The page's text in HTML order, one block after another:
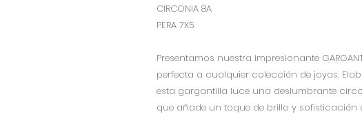
CIRCONIA 8A
PERA 7X5
Presentamos nuestra impresionante
perfecta a cualquier colección de joyas.
esta gargantilla luce una deslumbrante
que añade un toque de brillo y sofisticación